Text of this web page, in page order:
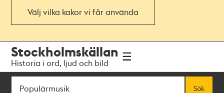
Välj vilka kakor vi får använda
navigationen
huvudinnehållet
Stockholmskällan
Historia i ord, ljud och bild
Sök
Sök